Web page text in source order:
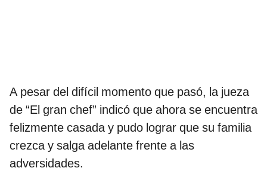
A pesar del difícil momento que pasó, la jueza
de “El gran chef” indicó que ahora se encuentra
felizmente casada y pudo lograr que su familia
crezca y salga adelante frente a las
adversidades.